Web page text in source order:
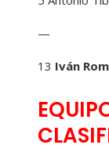
—
13 Iván